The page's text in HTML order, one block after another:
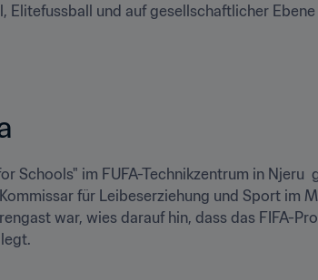
Elitefussball und auf gesellschaftlicher Ebene
Schools" im FUFA-Technikzentrum in Njeru
für Leibeserziehung und Sport im
war, wies darauf hin, dass das FIFA-